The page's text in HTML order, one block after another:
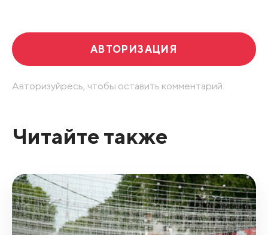
АВТОРИЗАЦИЯ
Авторизуйресь, чтобы оставить комментарий.
Читайте также